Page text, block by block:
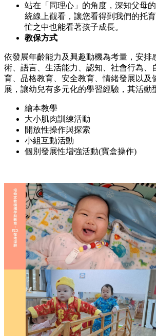
站在「同理心」的角度，深知父母
統線上觀看，讓您看得到我們的托
忙之中也能看著孩子成長。
教保方式
依發展年齡能力及興趣動機為考量，安排
術、語言、生活能力、認知、社會行為、
育、品格教育、安全教育、情緒發展以及
展，讓幼兒有多元化的學習經驗，其活動
繪本教學
大小肌肉訓練活動
開放性操作與探索
小組互動活動
個別發展性增強活動(寶盒操作)